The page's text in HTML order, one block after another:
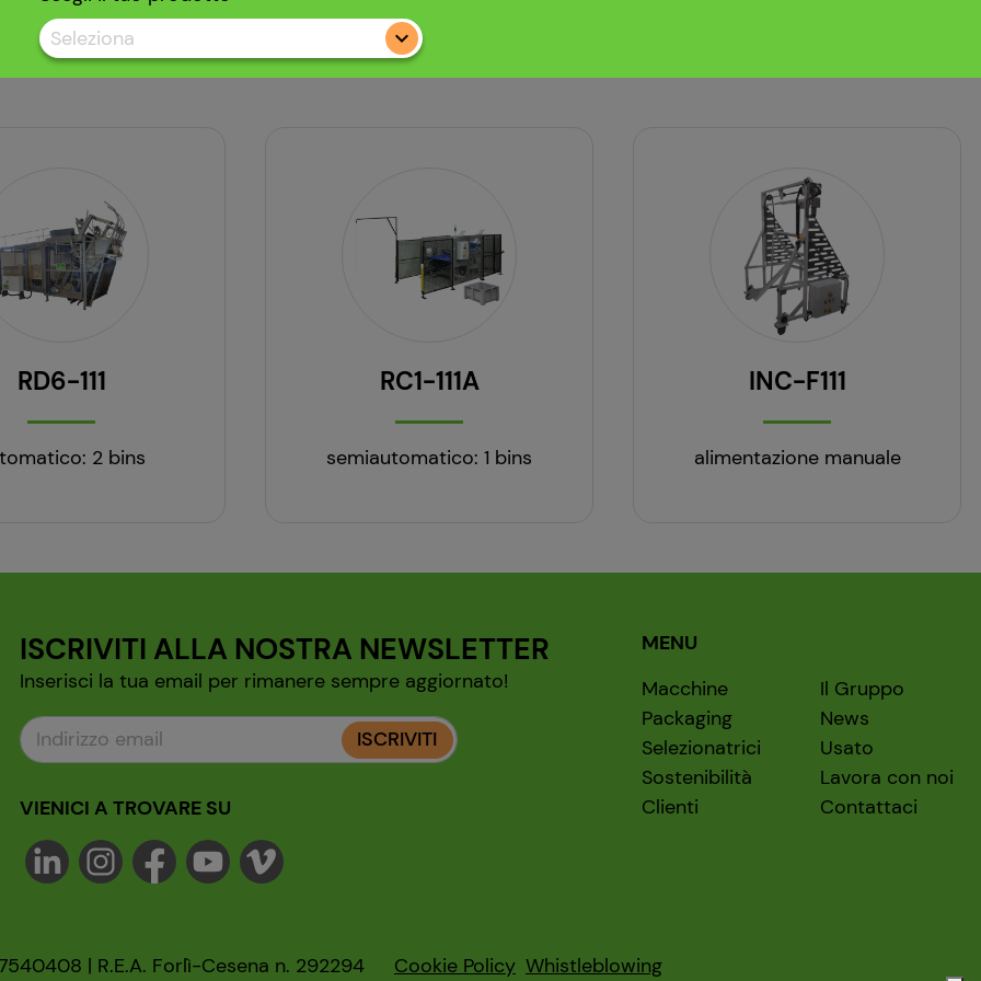
Seleziona
RD6-111
2 bins
RC1-111A
semiautomatico: 1 bins
INC-F111
alimentazione manuale
ISCRIVITI ALLA NOSTRA NEWSLETTER
Inserisci la tua email per rimanere sempre aggiornato!
ISCRIVITI
VIENICI A TROVARE SU
MENU
Macchine
Packaging
Selezionatrici
Sostenibilità
Clienti
Il Gruppo
News
Usato
Lavora con noi
Contattaci
| R.E.A. Forlì-Cesena n. 292294 Cookie Policy Whistleblowing